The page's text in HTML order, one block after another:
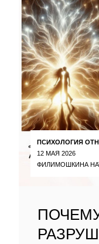
ПСИХОЛОГИЯ
12 МАЯ 2026
ФИЛИМОШКИНА